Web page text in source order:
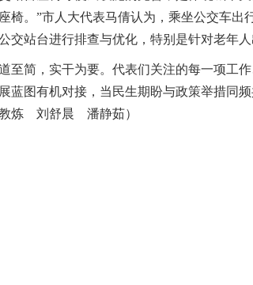
椅。”市人大代表马倩认为，乘坐公交车
交站台进行排查与优化，特别是针对老年
至简，实干为要。代表们关注的每一项工
蓝图有机对接，当民生期盼与政策举措同
炼 刘舒晨 潘静茹）